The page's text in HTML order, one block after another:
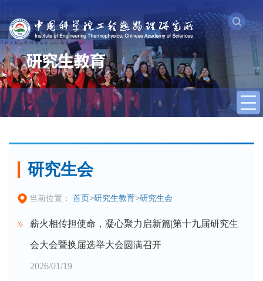
研究生会
当前位置： 首页>研究生教育>研究生会
薪火相传担使命，凝心聚力启新篇|第十九届研究生
会大会暨换届选举大会圆满召开
2026/01/19